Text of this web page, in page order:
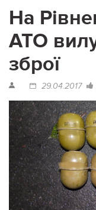
На
АТО
зброї
29.04.2017